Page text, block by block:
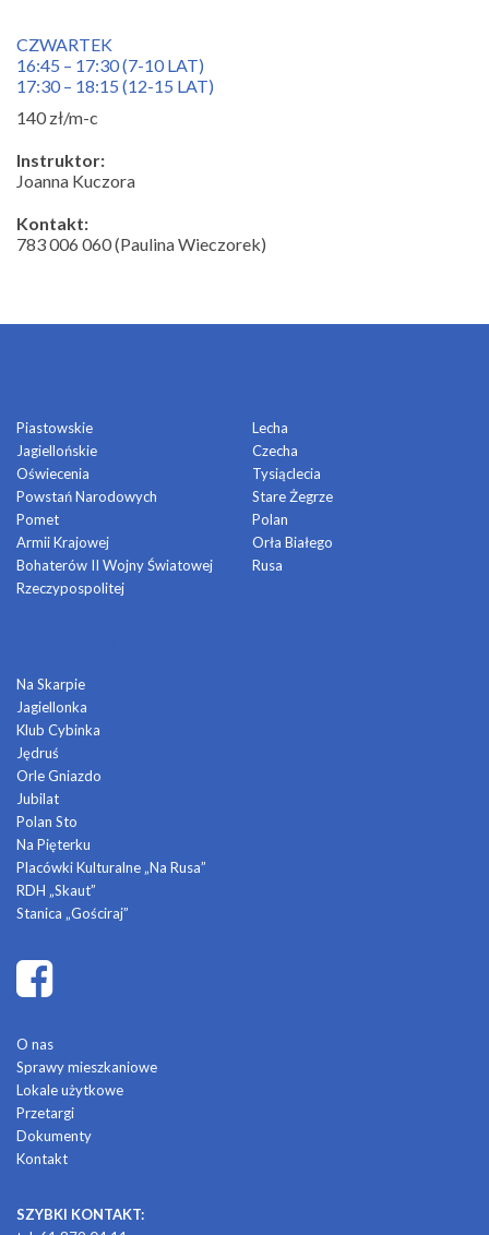
CZWARTEK
16:45 – 17:30 (7-10 LAT)
17:30 – 18:15 (12-15 LAT)
140 zł/m-c
Instruktor:
Joanna Kuczora
Kontakt:
783 006 060 (Paulina Wieczorek)
Piastowskie
Jagiellońskie
Oświecenia
Powstań Narodowych
Pomet
Armii Krajowej
Bohaterów II Wojny Światowej
Rzeczypospolitej
Lecha
Czecha
Tysiąclecia
Stare Żegrze
Polan
Orła Białego
Rusa
Na Skarpie
Jagiellonka
Klub Cybinka
Jędruś
Orle Gniazdo
Jubilat
Polan Sto
Na Pięterku
Placówki Kulturalne „Na Rusa”
RDH „Skaut”
Stanica „Gościraj”
O nas
Sprawy mieszkaniowe
Lokale użytkowe
Przetargi
Dokumenty
Kontakt
SZYBKI KONTAKT: